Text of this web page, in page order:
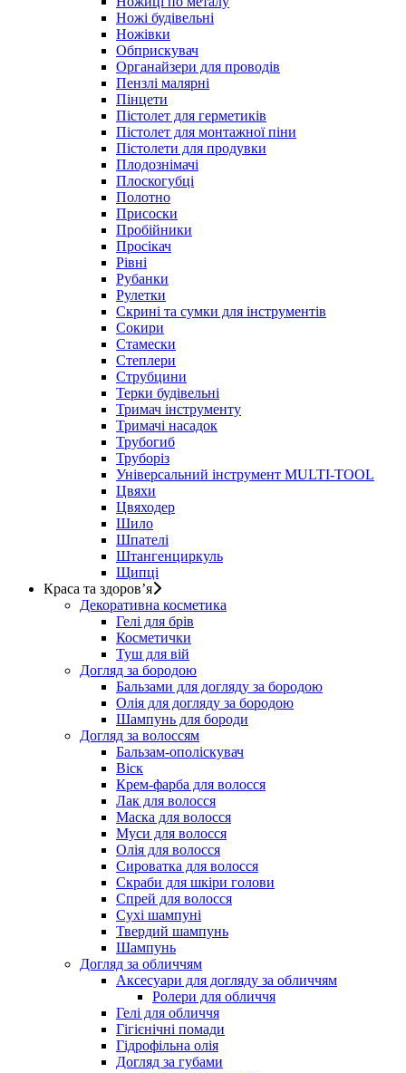
Ножі будівельні
Ножівки
Обприскувач
Органайзери для проводів
Пензлі малярні
Пінцети
Пістолет для герметиків
Пістолет для монтажної піни
Пістолети для продувки
Плодознімачі
Плоскогубці
Полотно
Присоски
Пробійники
Просікач
Рівні
Рубанки
Рулетки
Скрині та сумки для інструментів
Сокири
Стамески
Степлери
Струбцини
Терки будівельні
Тримач інструменту
Тримачі насадок
Трубогиб
Труборіз
Універсальний інструмент MULTI-TOOL
Цвяхи
Цвяходер
Шило
Шпателі
Штангенциркуль
Щипці
Краса та здоров’я
Декоративна косметика
Гелі для брів
Косметички
Туш для вій
Догляд за бородою
Бальзами для догляду за бородою
Олія для догляду за бородою
Шампунь для бороди
Догляд за волоссям
Бальзам-ополіскувач
Віск
Крем-фарба для волосся
Лак для волосся
Маска для волосся
Муси для волосся
Олія для волосся
Сироватка для волосся
Скраби для шкіри голови
Спрей для волосся
Сухі шампуні
Твердий шампунь
Шампунь
Догляд за обличчям
Аксесуари для догляду за обличчям
Ролери для обличчя
Гелі для обличчя
Гігієнічні помади
Гідрофільна олія
Догляд за губами